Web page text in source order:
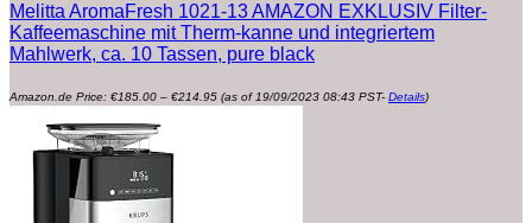
Melitta AromaFresh 1021-13 AMAZON EXKLUSIV Filter-
Kaffeemaschine mit Therm-kanne und integriertem
Mahlwerk, ca. 10 Tassen, pure black
Amazon.de Price: €185.00 – €214.95 €185.00
(as of 19/09/2023 08:43 PST- Details)